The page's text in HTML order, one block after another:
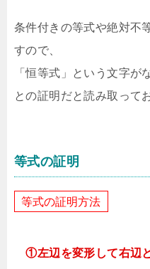
条件付きの等式や絶対不
すので、
「恒等式」という文字が
との証明だと読み取って
等式の証明
等式の証明方法
①左辺を変形して右辺